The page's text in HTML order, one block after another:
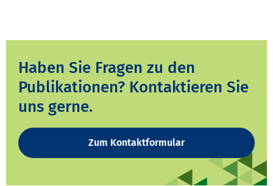
Haben Sie Fragen zu den
Publikationen? Kontaktieren Sie
uns gerne.
Zum Kontaktformular